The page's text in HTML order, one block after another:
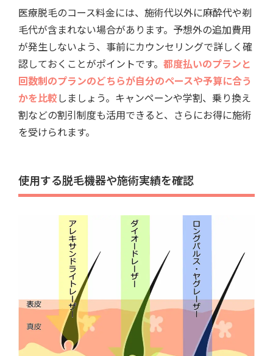
医療脱毛のコース料金には、施術代以外に麻酔代や剃
毛代が含まれない場合があります。予想外の追加費用
が発生しないよう、事前にカウンセリングで詳しく確
認しておくことがポイントです。 都度払いのプランと
回数制のプランのどちらが自分のペースや予算に合う
かを比較しましょう。キャンペーンや学割、乗り換え
割などの割引制度も活用できると、さらにお得に施術
を受けられます。
使用する脱毛機器や施術実績を確認